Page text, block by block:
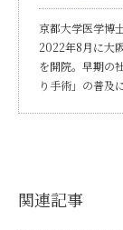
京都大学医学博
2022年8月に大
を開院。早期の
り手術」の普及
関連記事